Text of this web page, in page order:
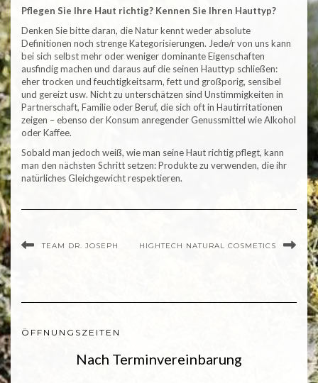
Pflegen Sie Ihre Haut richtig? Kennen Sie Ihren Hauttyp?
Denken Sie bitte daran, die Natur kennt weder absolute
Definitionen noch strenge Kategorisierungen. Jede/r von uns kann
bei sich selbst mehr oder weniger dominante Eigenschaften
ausfindig machen und daraus auf die seinen Hauttyp schließen:
eher trocken und feuchtigkeitsarm, fett und großporig, sensibel
und gereizt usw. Nicht zu unterschätzen sind Unstimmigkeiten in
Partnerschaft, Familie oder Beruf, die sich oft in Hautirritationen
zeigen – ebenso der Konsum anregender Genussmittel wie Alkohol
oder Kaffee.
Sobald man jedoch weiß, wie man seine Haut richtig pflegt, kann
man den nächsten Schritt setzen: Produkte zu verwenden, die ihr
natürliches Gleichgewicht respektieren.
TEAM DR. JOSEPH HIGHTECH NATURAL COSMETICS
ÖFFNUNGSZEITEN
Nach Terminvereinbarung